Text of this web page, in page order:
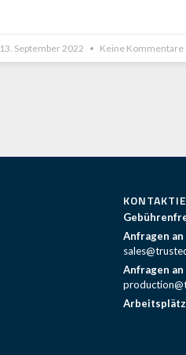
13. September 2022 Keine Kommentare
Anfragen
Anfragen